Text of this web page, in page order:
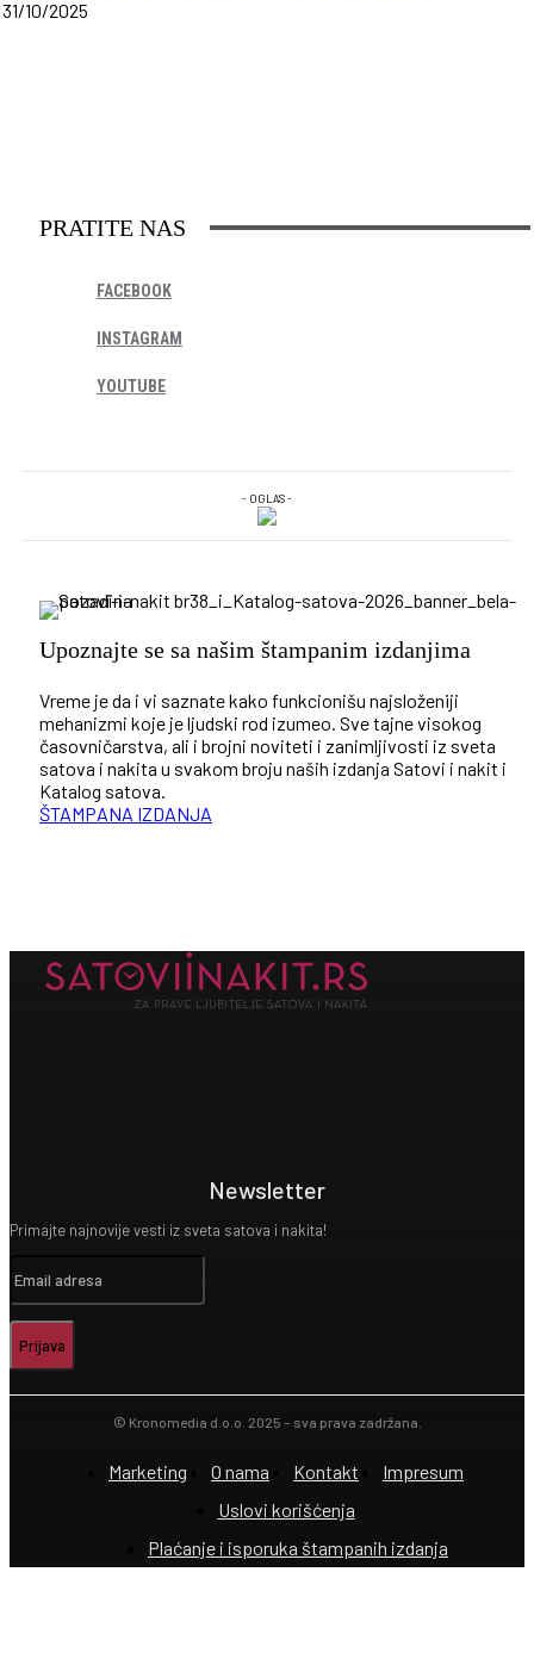
31/10/2025
PRATITE NAS
FACEBOOK
INSTAGRAM
YOUTUBE
- OGLAS -
Upoznajte se sa našim štampanim izdanjima
Vreme je da i vi saznate kako funkcionišu najsloženiji
mehanizmi koje je ljudski rod izumeo. Sve tajne visokog
časovničarstva, ali i brojni noviteti i zanimljivosti iz sveta
satova i nakita u svakom broju naših izdanja Satovi i nakit i
Katalog satova.
ŠTAMPANA IZDANJA
Newsletter
Primajte najnovije vesti iz sveta satova i nakita!
Prijava
© Kronomedia d.o.o. 2025 – sva prava zadržana.
Marketing O nama Kontakt
Impresum
Uslovi korišćenja
Plaćanje i isporuka štampanih izdanja